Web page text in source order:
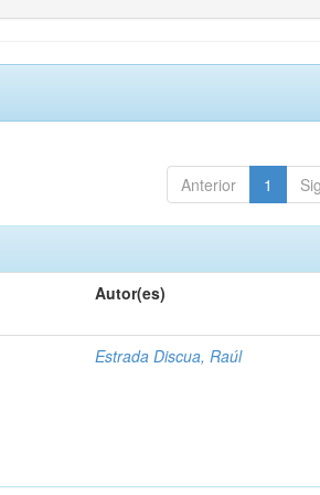
Anterior 1
Autor(es)
Estrada Discua, Raúl